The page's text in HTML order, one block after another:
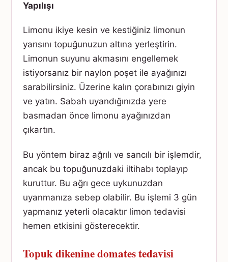
Yapılışı
Limonu ikiye kesin ve kestiğiniz limonun
yarısını topuğunuzun altına yerleştirin.
Limonun suyunu akmasını engellemek
istiyorsanız bir naylon poşet ile ayağınızı
sarabilirsiniz. Üzerine kalın çorabınızı giyin
ve yatın. Sabah uyandığınızda yere
basmadan önce limonu ayağınızdan
çıkartın.
Bu yöntem biraz ağrılı ve sancılı bir işlemdir,
ancak bu topuğunuzdaki iltihabı toplayıp
kuruttur. Bu ağrı gece uykunuzdan
uyanmanıza sebep olabilir. Bu işlemi 3 gün
yapmanız yeterli olacaktır limon tedavisi
hemen etkisini gösterecektir.
Topuk dikenine domates tedavisi